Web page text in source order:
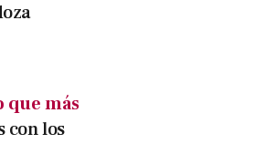
que más
con los